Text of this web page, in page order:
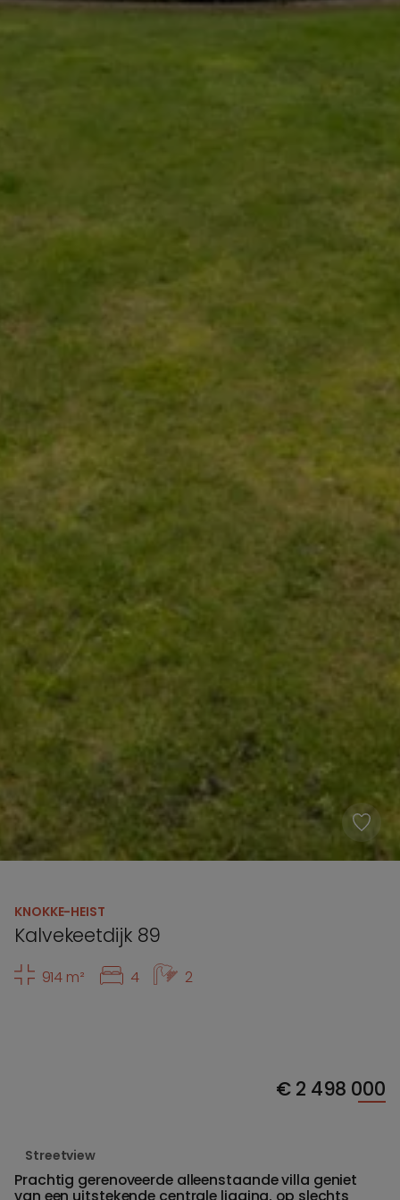
KNOKKE-HEIST
Kalvekeetdijk 89
914 m² 4 2
€2 498 000
Streetview
Prachtig gerenoveerde alleenstaande villa geniet